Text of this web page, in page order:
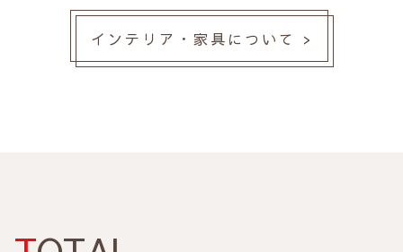
インテリア・家具について >